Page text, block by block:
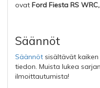
ovat Ford Fiesta RS
Säännöt
Säännöt sisältävät
tiedon. Muista lukea
ilmoittautumista!